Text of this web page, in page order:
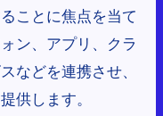
ことに焦点を当て
ン、アプリ、クラ
などを連携させ、
供します。